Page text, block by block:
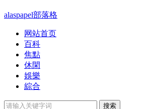
alaspapel部落格
网站首页
百科
焦點
休閑
娛樂
綜合